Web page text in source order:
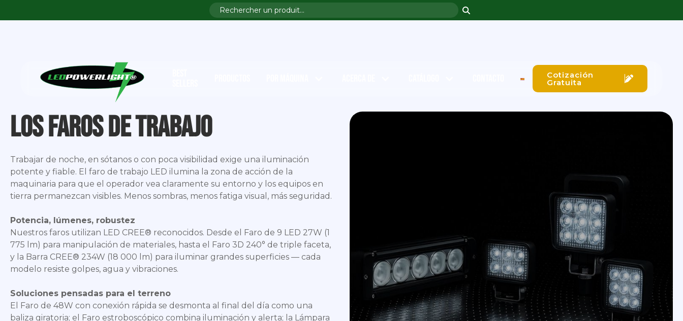
Cotización
Gratuita
Los faros de trabajo
Trabajar de noche, en sótanos o con poca visibilidad exige una iluminación
potente y fiable. El faro de trabajo LED ilumina la zona de acción de la
maquinaria para que el operador vea claramente su entorno y los equipos en
tierra permanezcan visibles. Menos sombras, menos fatiga visual, más seguridad.
Potencia, lúmenes, robustez
Nuestros faros utilizan LED CREE® reconocidos. Desde el Faro de 9 LED 27W (1
775 lm) para manipulación de materiales, hasta el Faro 3D 240° de triple faceta,
y la Barra CREE® 234W (18 000 lm) para iluminar grandes superficies — cada
modelo resiste golpes, agua y vibraciones.
Soluciones pensadas para el terreno
El Faro de 48W con conexión rápida se desmonta al final del día como una
baliza giratoria; el Faro estroboscópico combina iluminación y alerta; la Lámpara